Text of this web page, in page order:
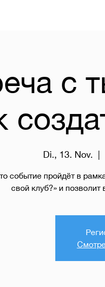
с
Di., 13. Nov.
событие пройдёт в
свой клуб?» и